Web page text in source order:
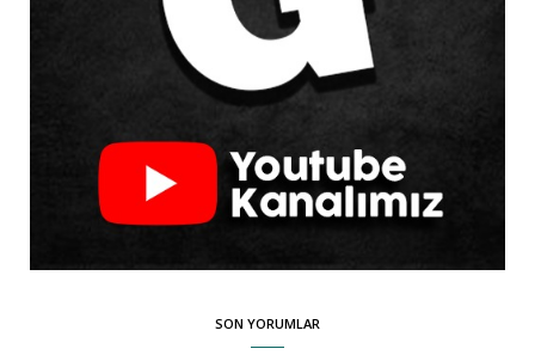
SON YORUMLAR